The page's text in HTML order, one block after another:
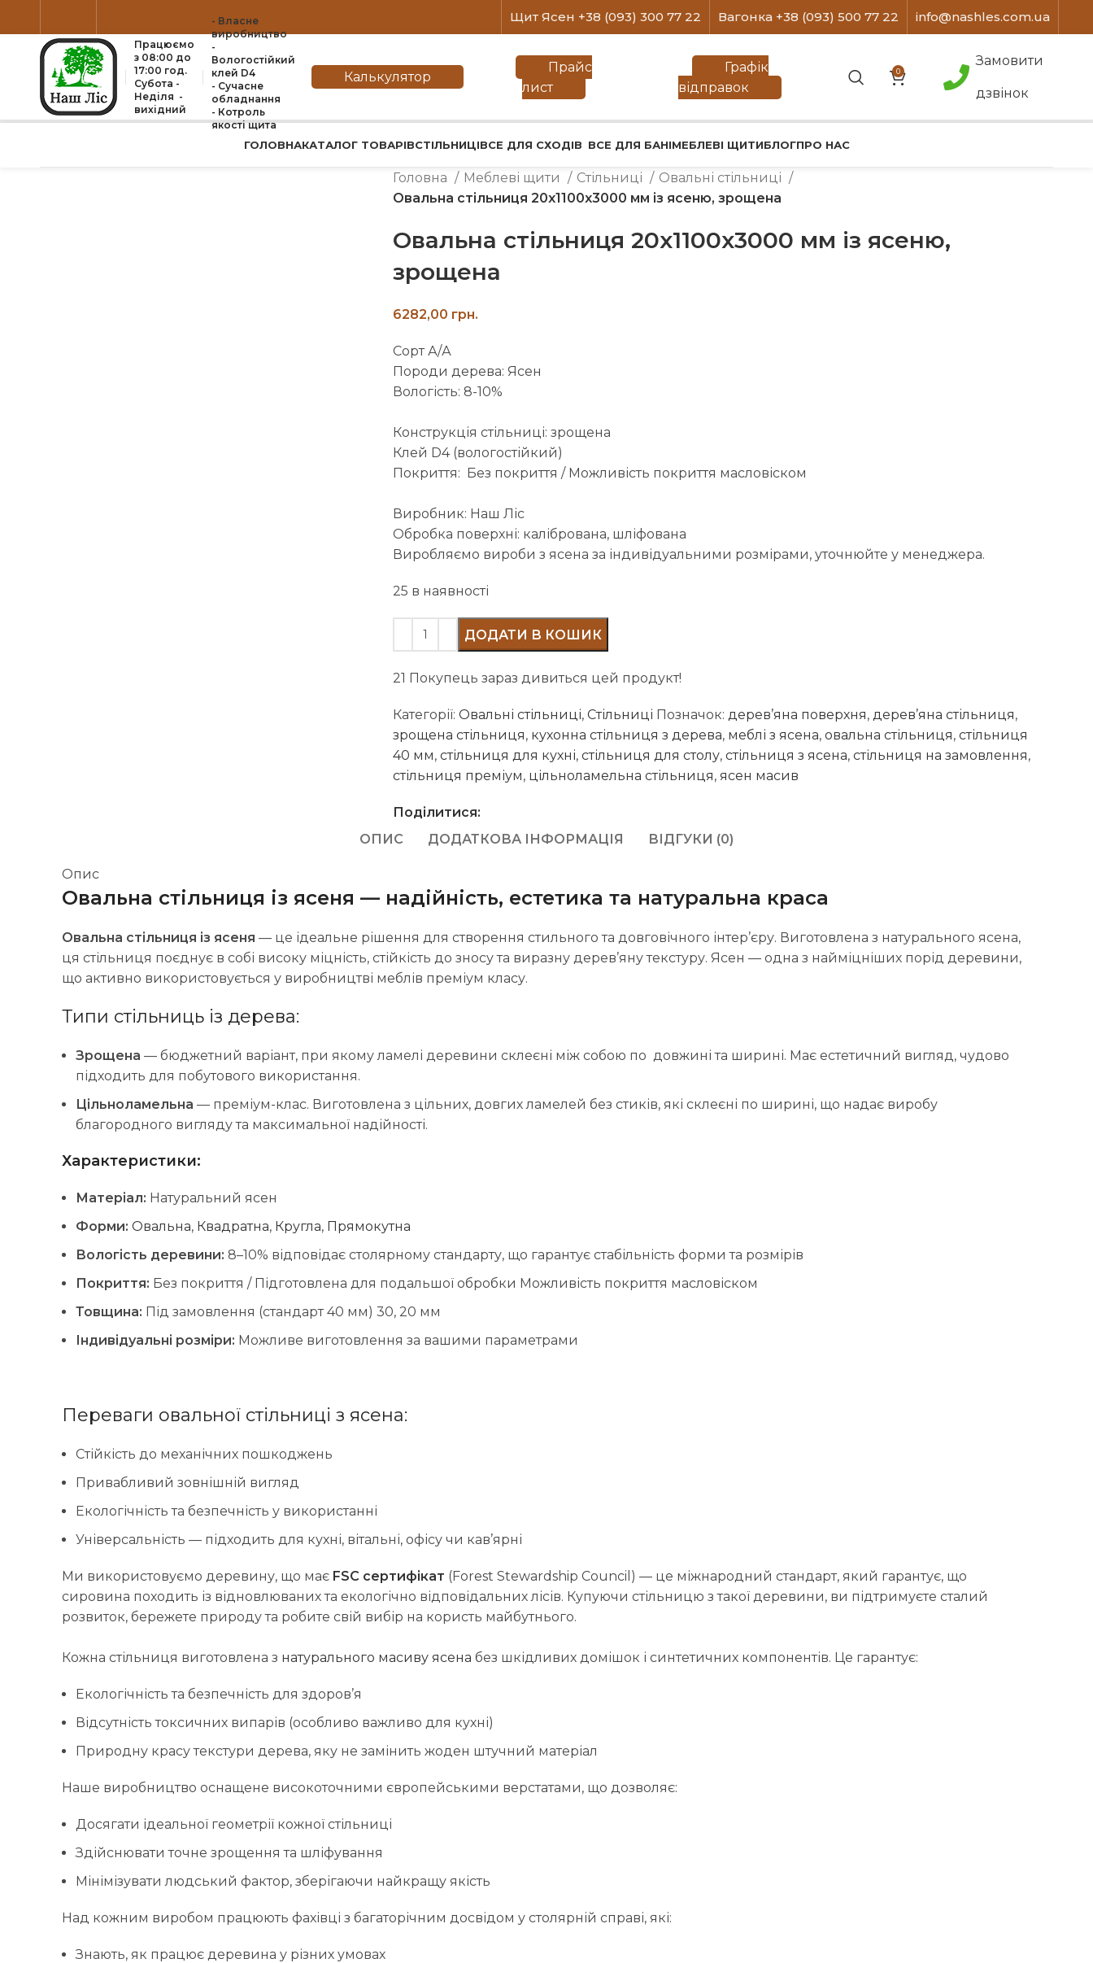
Щит Ясен +38 (093) 300 77 22 Вагонка +38 (093) 500 77 22 info@nashles.com.ua
Працюємо
з 08:00 до
17:00 год.
Субота -
Неділя -
вихідний
- Власне
виробництво
-
Вологостійкий
клей D4
- Сучасне
обладнання
- Котроль
якоcті щита
Калькулятор
Прайс
лист
Графік
відправок
0
Замовити
дзвінок
ГОЛОВНАКАТАЛОГ ТОВАРІВСТІЛЬНИЦІВСЕ ДЛЯ СХОДІВ ВСЕ ДЛЯ БАНІМЕБЛЕВІ ЩИТИБЛОГПРО НАС
Головна Меблеві щити Стільниці
Овальні стільниці
Овальна стільниця 20х1100х3000 мм із ясеню, зрощена
Овальна стільниця 20х1100х3000 мм із ясеню,
зрощена
грн.
Сорт А/А
Породи дерева: Ясен
Вологість: 8-10%
Конструкція стільниці: зрощена
Клей D4 (вологостійкий)
Покриття: Без покриття / Можливість покриття масловіском
Виробник: Наш Ліс
Обробка поверхні: калібрована, шліфована
Виробляємо вироби з ясена за індивідуальними розмірами, уточнюйте у менеджера.
25 в наявності
ДОДАТИ В КОШИК
21 Покупець зараз дивиться цей продукт!
Категорії: Овальні стільниці, Стільниці Позначок: дерев’яна поверхня, дерев’яна стільниця,
зрощена стільниця, кухонна стільниця з дерева, меблі з ясена, овальна стільниця, стільниця
40 мм, стільниця для кухні, стільниця для столу, стільниця з ясена, стільниця на замовлення,
стільниця преміум, цільноламельна стільниця, ясен масив
Поділитися:
ОПИС
ДОДАТКОВА ІНФОРМАЦІЯ ВІДГУКИ (0)
Опис
Овальна стільниця із ясеня — надійність, естетика та натуральна краса
Овальна стільниця із ясеня — це ідеальне рішення для створення стильного та довговічного інтер’єру. Виготовлена з натурального ясена,
ця стільниця поєднує в собі високу міцність, стійкість до зносу та виразну дерев’яну текстуру. Ясен — одна з найміцніших порід деревини,
що активно використовується у виробництві меблів преміум класу.
Типи стільниць із дерева:
Зрощена — бюджетний варіант, при якому ламелі деревини склеєні між собою по довжині та ширині. Має естетичний вигляд, чудово
підходить для побутового використання.
Цільноламельна — преміум-клас. Виготовлена з цільних, довгих ламелей без стиків, які склеєні по ширині, що надає виробу
благородного вигляду та максимальної надійності.
Характеристики:
Матеріал: Натуральний ясен
Форми: Овальна, Квадратна, Кругла, Прямокутна
Вологість деревини: 8–10% відповідає столярному стандарту, що гарантує стабільність форми та розмірів
Покриття: Без покриття / Підготовлена для подальшої обробки Можливість покриття масловіском
Товщина: Під замовлення (стандарт 40 мм) 30, 20 мм
Індивідуальні розміри: Можливе виготовлення за вашими параметрами
Переваги овальної стільниці з ясена:
Стійкість до механічних пошкоджень
Привабливий зовнішній вигляд
Екологічність та безпечність у використанні
Універсальність — підходить для кухні, вітальні, офісу чи кав’ярні
Ми використовуємо деревину, що має FSC сертифікат (Forest Stewardship Council) — це міжнародний стандарт, який гарантує, що
сировина походить із відновлюваних та екологічно відповідальних лісів. Купуючи стільницю з такої деревини, ви підтримуєте сталий
розвиток, бережете природу та робите свій вибір на користь майбутнього.
Кожна стільниця виготовлена з натурального масиву ясена без шкідливих домішок і синтетичних компонентів. Це гарантує:
Екологічність та безпечність для здоров’я
Відсутність токсичних випарів (особливо важливо для кухні)
Природну красу текстури дерева, яку не замінить жоден штучний матеріал
Наше виробництво оснащене високоточними європейськими верстатами, що дозволяє:
Досягати ідеальної геометрії кожної стільниці
Здійснювати точне зрощення та шліфування
Мінімізувати людський фактор, зберігаючи найкращу якість
Над кожним виробом працюють фахівці з багаторічним досвідом у столярній справі, які:
Знають, як працює деревина у різних умовах